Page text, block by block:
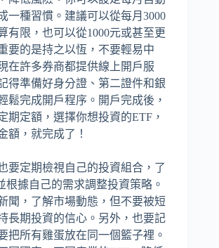
一種習慣。建議可以從每月3000
有限，也可以從1000元或甚至更
要的是持之以恆，不要輕易中
在許多券商都提供線上開戶服
得準備好身分證、第二證件和銀
鬆完成開戶程序。開戶完成後，
期定額，選擇你想投資的ETF，
額，就完成了！
要定期檢視自己的投資組合，了
根據自己的需求調整投資策略。
聞，了解市場動態，但不要被短
長期投資的信心。另外，也要記
把所有雞蛋放在同一個籃子裡。